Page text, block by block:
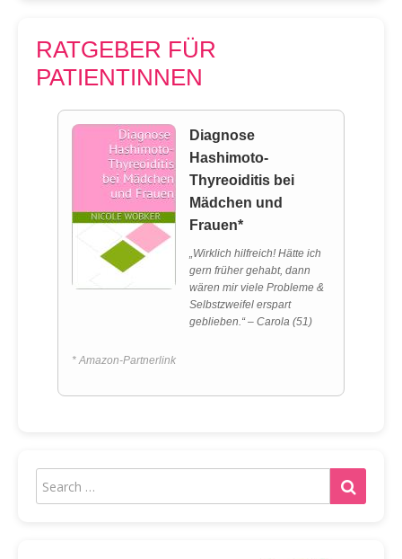
RATGEBER FÜR
PATIENTINNEN
Diagnose
Hashimoto-
Thyreoiditis bei
Mädchen und
Frauen*
„Wirklich hilfreich! Hätte ich
gern früher gehabt, dann
wären mir viele Probleme &
Selbstzweifel erspart
geblieben.“ – Carola (51)
* Amazon-Partnerlink